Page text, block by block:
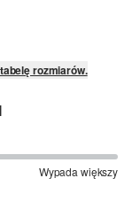
rozmiarów.
Wypada większy